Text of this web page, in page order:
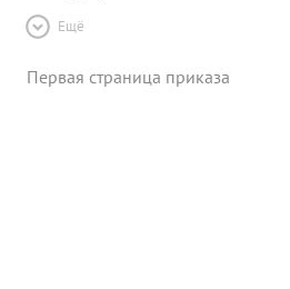
Ещё
Первая страница приказа